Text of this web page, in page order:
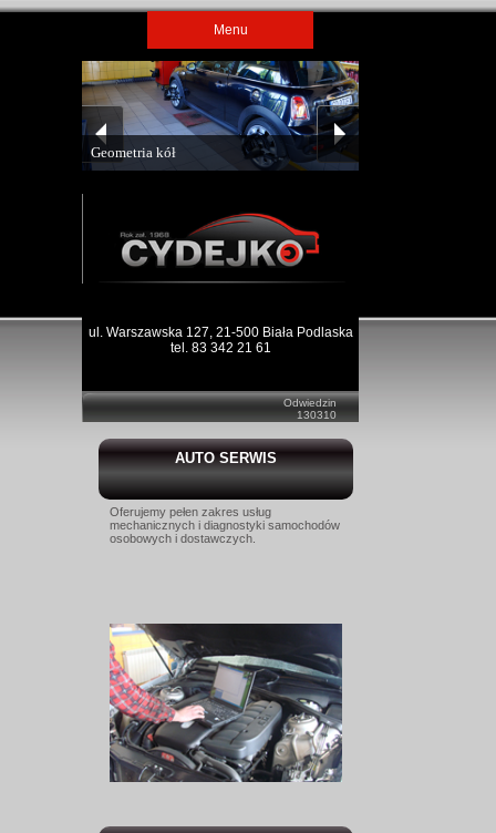
Menu
Geometria kół
ul. Warszawska 127, 21-500 Biała Podlaska
tel. 83 342 21 61
Odwiedzin
130310
AUTO SERWIS
Oferujemy pełen zakres usług
mechanicznych i diagnostyki samochodów
osobowych i dostawczych.